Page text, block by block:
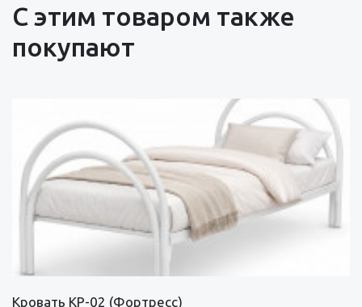
С этим товаром также
покупают
Кровать КР-02 (Фортресс)